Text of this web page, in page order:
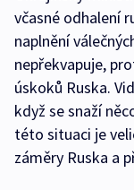
včasné odhalení
naplnění
nepřekvapuje,
úskoků Ruska.
když se snaží
této situaci je
záměry Ruska a